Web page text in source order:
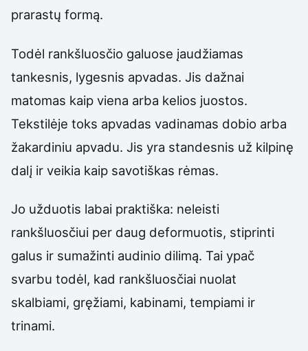
prarastų formą.
Todėl rankšluosčio galuose įaudžiamas
tankesnis, lygesnis apvadas. Jis dažnai
matomas kaip viena arba kelios juostos.
Tekstilėje toks apvadas vadinamas dobio arba
žakardiniu apvadu. Jis yra standesnis už kilpinę
dalį ir veikia kaip savotiškas rėmas.
Jo užduotis labai praktiška: neleisti
rankšluosčiui per daug deformuotis, stiprinti
galus ir sumažinti audinio dilimą. Tai ypač
svarbu todėl, kad rankšluosčiai nuolat
skalbiami, gręžiami, kabinami, tempiami ir
trinami.